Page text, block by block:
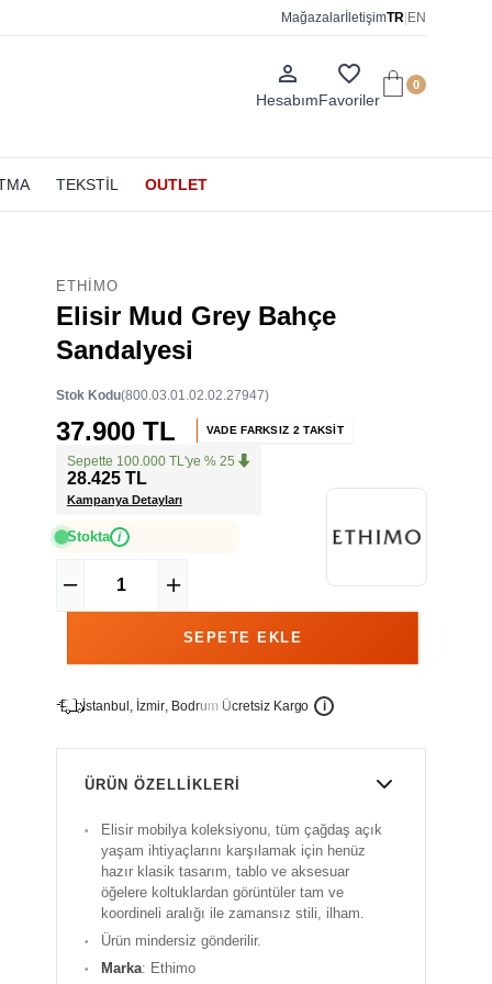
Mağazalar İletişimTR EN
person_outline
Hesabım
favorite_border
Favoriler
0
TEKSTİL OUTLET
ETHIMO
Elisir Mud Grey Bahçe
Sandalyesi
(800.03.01.02.02.27947)
Stok Kodu
37.900 TL VADE FARKSIZ 2 TAKSİT
Sepette 100.000 TL'ye % 25
28.425 TL
Kampanya Detayları
Stokta i
İstanbu , İzmir, Bodrum Ücretsiz Kargo i
ÜRÜN ÖZELLIKLERI
Elisir mobilya koleksiyonu, tüm çağdaş açık
yaşam ihtiyaçlarını karşılamak için henüz
hazır klasik tasarım, tablo ve aksesuar
öğelere koltuklardan görüntüler tam ve
koordineli aralığı ile zamansız stili, ilham.
Ürün mindersiz gönderilir.
Marka: Ethimo